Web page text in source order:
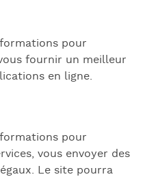
pour
fournir un meilleur
en ligne.
pour
vous envoyer des
Le site pourra